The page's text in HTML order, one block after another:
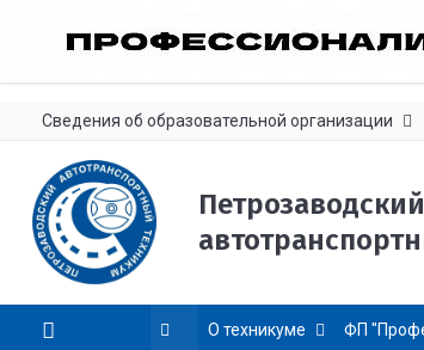
Сведения об образовательной организации
Петрозаводский
О техникуме ФП